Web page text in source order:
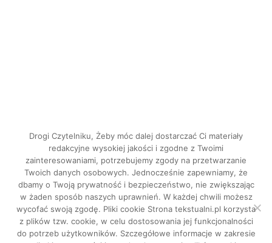
INSTAGRAM
FACEBOOK
Drogi Czytelniku, Żeby móc dalej dostarczać Ci materiały
redakcyjne wysokiej jakości i zgodne z Twoimi
zainteresowaniami, potrzebujemy zgody na przetwarzanie
Twoich danych osobowych. Jednocześnie zapewniamy, że
dbamy o Twoją prywatność i bezpieczeństwo, nie zwiększając
w żaden sposób naszych uprawnień. W każdej chwili możesz
wycofać swoją zgodę. Pliki cookie Strona tekstualni.pl korzysta
z plików tzw. cookie, w celu dostosowania jej funkcjonalności
do potrzeb użytkowników. Szczegółowe informacje w zakresie